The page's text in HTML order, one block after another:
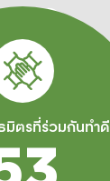
ตรที่ร่วมกันทำดี